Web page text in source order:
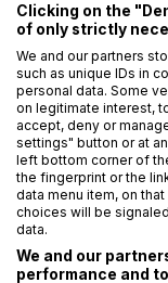
závěru EDPS
Komise ani
dokladyo tom, že
takovým
identifikovat
EDPSprincip
jsou obdobou čl.
nevyvrátily
pocházející z
osobními údaji.
Clicking on the
of only strictly
We and our partners
such as unique IDs in
personal data. Some
on legitimate interest,
accept, deny or
settings" button or at
left bottom corner of
the fingerprint or the
data menu item, on
choices will be
data.
We and our
performance and